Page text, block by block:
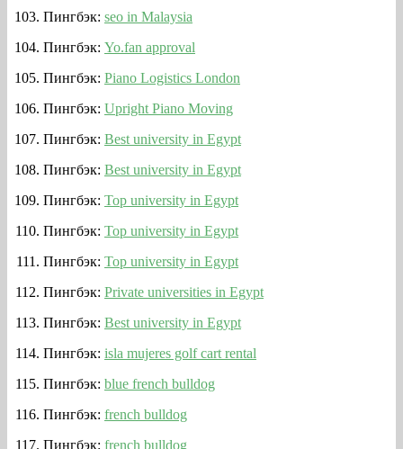
Пингбэк: seo in Malaysia
Пингбэк: Yo.fan approval
Пингбэк: Piano Logistics London
Пингбэк: Upright Piano Moving
Пингбэк: Best university in Egypt
Пингбэк: Best university in Egypt
Пингбэк: Top university in Egypt
Пингбэк: Top university in Egypt
Пингбэк: Top university in Egypt
Пингбэк: Private universities in Egypt
Пингбэк: Best university in Egypt
Пингбэк: isla mujeres golf cart rental
Пингбэк: blue french bulldog
Пингбэк: french bulldog
Пингбэк: french bulldog